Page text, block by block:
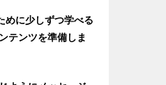
めに少しずつ学べる
テンツを準備しま